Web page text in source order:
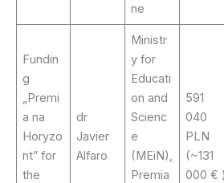
ne
Fundin
g
„Premi
a na
Horyzo
nt” for
the
dr
Javier
Alfaro
Ministr
y for
Educati
on and
Scienc
e
(MEiN),
Premia
591
040
PLN
(~131
000 € )